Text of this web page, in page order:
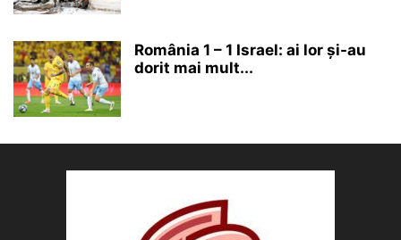
România 1 – 1 Israel: ai lor și-au
dorit mai mult...